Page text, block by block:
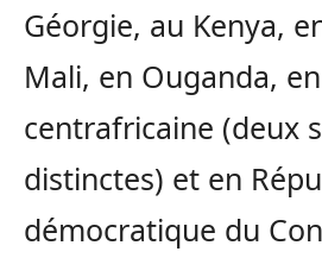
Géorgie, au Kenya,
Mali, en Ouganda,
centrafricaine (deux
distinctes) et en
démocratique du